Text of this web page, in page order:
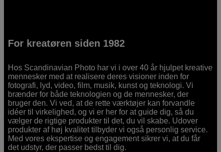
For kreatøren siden 1982
Hos Scandinavian Photo har vi i over 40 år hjulpet kreative
mennesker med at realisere deres visioner inden for
fotografi, lyd, video, film, musik, kunst og teknologi. Vi
brænder for både teknologien og de mennesker, der
bruger den. Vi ved, at de rette værktøjer kan forvandle
idéer til virkelighed, og vi er her for at guide dig, så du
vælger de rigtige produkter til det, du vil skabe. Udover
produkter af høj kvalitet tilbyder vi også personlig service.
Med vores ekspertise og engagement sikrer vi, at du får
det udstyr, der passer bedst til dig.